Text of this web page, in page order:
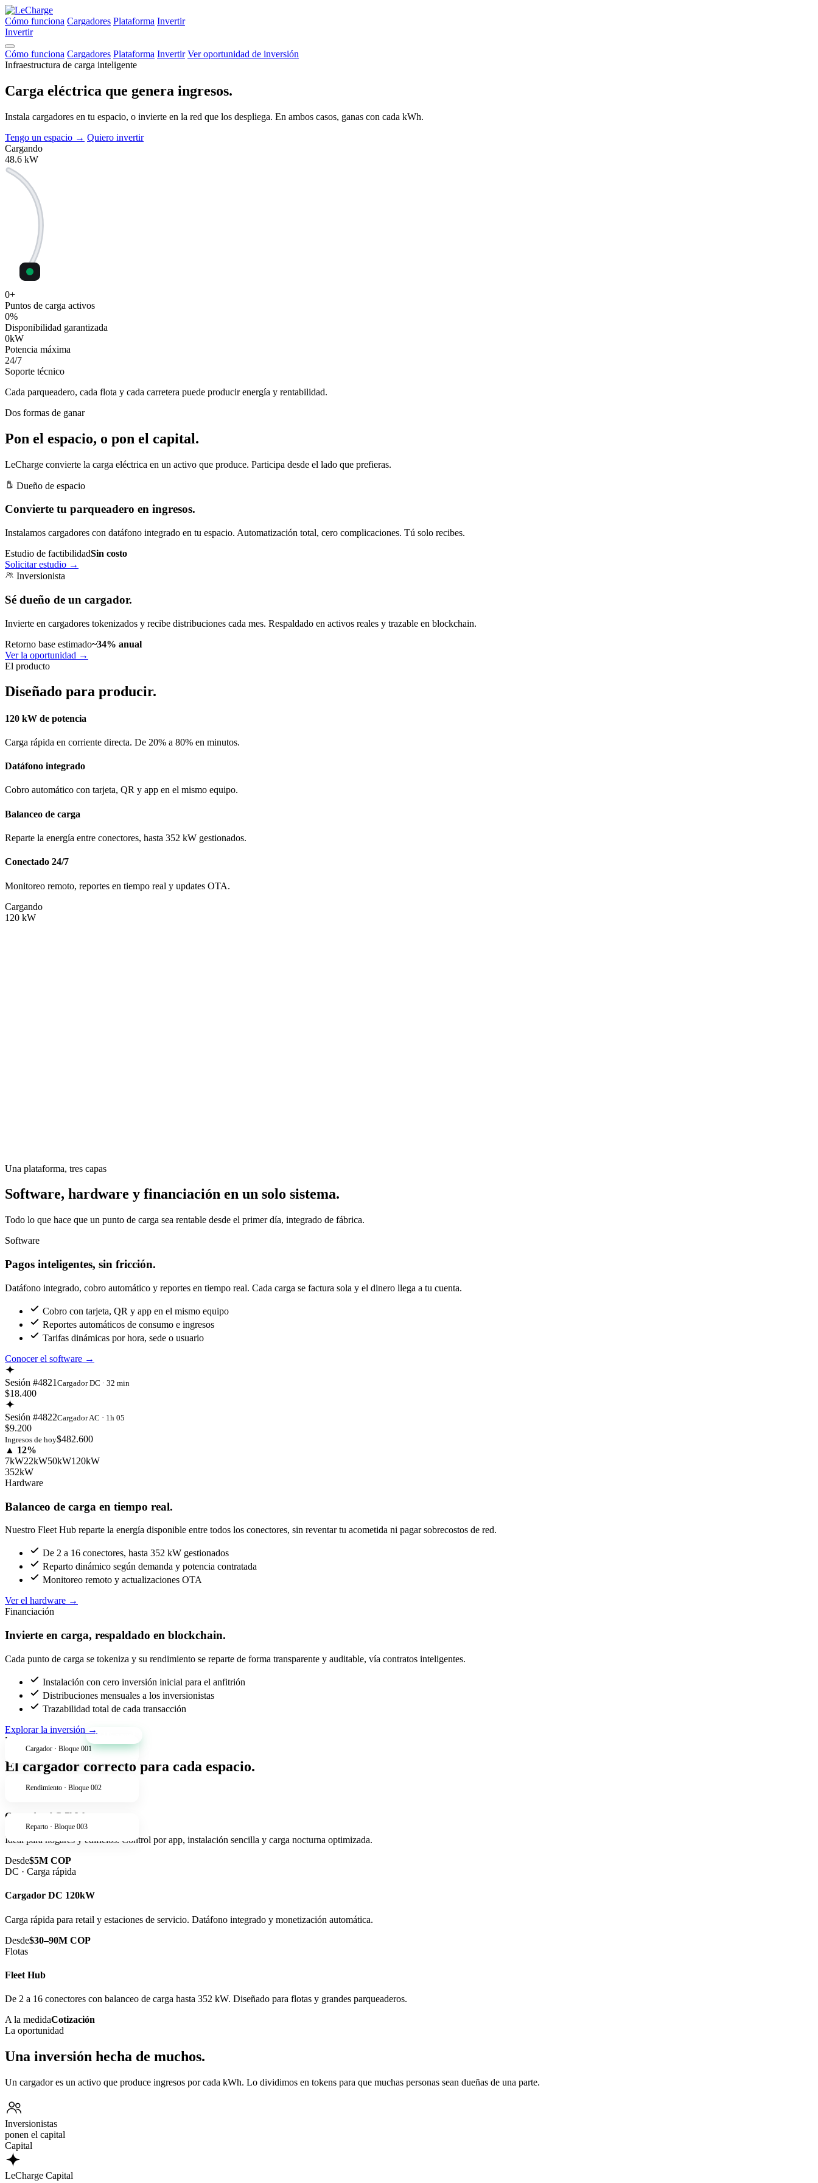
Cómo funciona Cargadores Plataforma Invertir
Invertir
Cómo funciona Cargadores Plataforma Invertir Ver oportunidad de inversión
Infraestructura de carga inteligente
Carga eléctrica que genera ingresos.
Instala cargadores en tu espacio, o invierte en la red que los despliega. En ambos casos, ganas con cada kWh.
Tengo un espacio → Quiero invertir
Cargando
48.6 kW
0+
Puntos de carga activos
0%
Disponibilidad garantizada
0kW
Potencia máxima
24/7
Soporte técnico
Cada parqueadero, cada flota y cada carretera puede producirenergía y rentabilidad.
Dos formas de ganar
Pon el espacio, o pon el capital.
LeCharge convierte la carga eléctrica en un activo que produce. Participa desde el lado que prefieras.
Dueño de espacio
Convierte tu parqueadero en ingresos.
Instalamos cargadores con datáfono integrado en tu espacio. Automatización total, cero complicaciones. Tú solo recibes.
Estudio de factibilidadSin costo
Solicitar estudio →
Inversionista
Sé dueño de un cargador.
Invierte en cargadores tokenizados y recibe distribuciones cada mes. Respaldado en activos reales y trazable en blockchain.
Retorno base estimado~34% anual
Ver la oportunidad →
El producto
Diseñado para producir.
120 kW de potencia
Carga rápida en corriente directa. De 20% a 80% en minutos.
Datáfono integrado
Cobro automático con tarjeta, QR y app en el mismo equipo.
Balanceo de carga
Reparte la energía entre conectores, hasta 352 kW gestionados.
Conectado 24/7
Monitoreo remoto, reportes en tiempo real y updates OTA.
Cargando
120 kW
Una plataforma, tres capas
Software, hardware y financiación en un solo sistema.
Todo lo que hace que un punto de carga sea rentable desde el primer día, integrado de fábrica.
Software
Pagos inteligentes, sin fricción.
Datáfono integrado, cobro automático y reportes en tiempo real. Cada carga se factura sola y el dinero llega a tu cuenta.
Cobro con tarjeta, QR y app en el mismo equipo
Reportes automáticos de consumo e ingresos
Tarifas dinámicas por hora, sede o usuario
Conocer el software →
Sesión #4821 Cargador DC · 32 min
$18.400
Sesión #4822Cargador AC · 1h 05
$9.200
Ingresos de hoy$482.600
▲ 12%
7kW22kW50kW120kW
352kW
Hardware
Balanceo de carga en tiempo real.
Nuestro Fleet Hub reparte la energía disponible entre todos los conectores, sin reventar tu acometida ni pagar sobrecostos de red.
De 2 a 16 conectores, hasta 352 kW gestionados
Reparto dinámico según demanda y potencia contratada
Monitoreo remoto y actualizaciones OTA
Ver el hardware →
Financiación
Invierte en carga, respaldado en blockchain.
Cada punto de carga se tokeniza y su rendimiento se reparte de forma transparente y auditable, vía contratos inteligentes.
Instalación con cero inversión inicial para el anfitrión
Distribuciones mensuales a los inversionistas
Trazabilidad total de cada transacción
Explorar la inversión →
+34% anual
Cargador · Bloque 001
Rendimiento · Bloque 002
Reparto · Bloque 003
Productos
El cargador correcto para cada espacio.
AC · Residencial
Cargador AC 7kW
Ideal para hogares y edificios. Control por app, instalación sencilla y carga nocturna optimizada.
Desde$5M COP
DC · Carga rápida
Cargador DC 120kW
Carga rápida para retail y estaciones de servicio. Datáfono integrado y monetización automática.
Desde$30–90M COP
Flotas
Fleet Hub
De 2 a 16 conectores con balanceo de carga hasta 352 kW. Diseñado para flotas y grandes parqueaderos.
A la medidaCotización
La oportunidad
Una inversión hecha de muchos.
Un cargador es un activo que produce ingresos por cada kWh. Lo dividimos en tokens para que muchas personas sean dueñas de una parte.
Inversionistas
ponen el capital
Capital
LeCharge Capital